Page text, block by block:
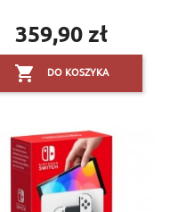
Cena
359,90 zł
 DO KOSZYKA